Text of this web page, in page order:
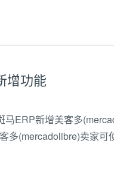
增功能
ERP新增美客多
多(mercadolibre)卖家可